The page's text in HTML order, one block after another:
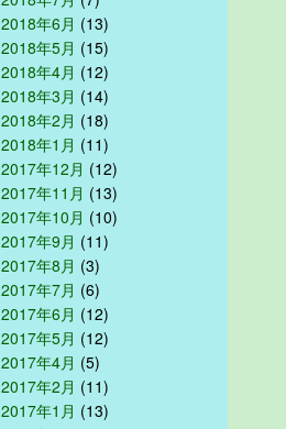
2018年6月 (13)
2018年5月 (15)
2018年4月 (12)
2018年3月 (14)
2018年2月 (18)
2018年1月 (11)
2017年12月 (12)
2017年11月 (13)
2017年10月 (10)
2017年9月 (11)
2017年8月 (3)
2017年7月 (6)
2017年6月 (12)
2017年5月 (12)
2017年4月 (5)
2017年2月 (11)
2017年1月 (13)